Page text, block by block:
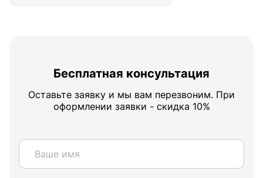
Бесплатная консультация
Оставьте заявку и мы вам перезвоним. При
оформлении заявки - скидка 10%